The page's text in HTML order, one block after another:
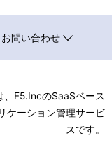
お問い合わせ
F5.IncのSaaSベース
ケーション管理サービ
スです。